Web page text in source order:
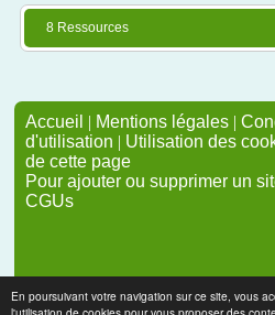
En poursuivant votre navigation sur ce site, vous
8 Ressources
Accueil | Mentions légales |
d'utilisation | Utilisation des
de cette page
Pour ajouter ou supprimer un
CGUs